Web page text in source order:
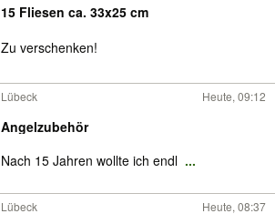
15 Fliesen ca. 33x25 cm
Zu verschenken!
Lübeck Heute, 09:12
Angelzubehör
Nach 15 Jahren wollte ich endl ...
Lübeck Heute, 08:37